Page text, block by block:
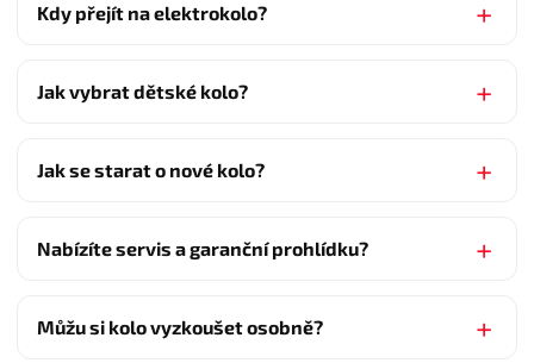
Kdy přejít na elektrokolo?
Jak vybrat dětské kolo?
Jak se starat o nové kolo?
Nabízíte servis a garanční prohlídku?
Můžu si kolo vyzkoušet osobně?